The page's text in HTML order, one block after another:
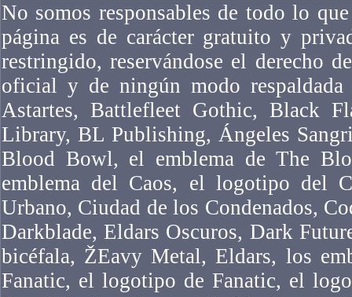
No somos responsables de todo lo
página es de carácter gratuito y
restringido, reservándose el derecho
oficial y de ningún modo
Astartes, Battlefleet Gothic, Black
Library, BL Publishing, Ángeles
Blood Bowl, el emblema de The
emblema del Caos, el logotipo del
Urbano, Ciudad de los Condenados,
Darkblade, Eldars Oscuros, Dark
bicéfala, ŽEavy Metal, Eldars, los
Fanatic, el logotipo de Fanatic, el